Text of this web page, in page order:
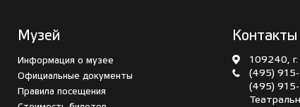
Музей
Информация о музее
Официальные документы
Правила посещения
Контакты
109240,
(495)
(495)